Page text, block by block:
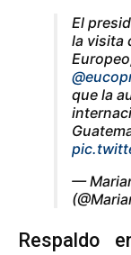
El
la visita
que la
—
Respaldo